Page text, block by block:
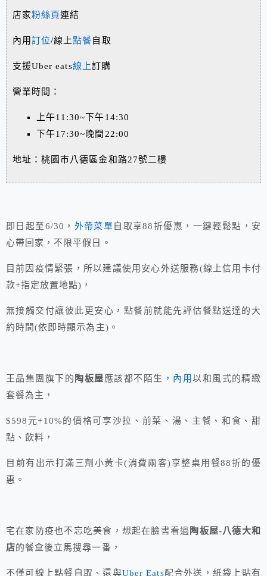
店家粉絲頁連結
內用訂位/線上點餐 自取
支援Uber eats線上訂購
營業時間：
上午11:30~下午14:30
下午17:30~晚間22:00
地址：桃園市八德區金和路27號二樓
即日起至6/30， 外帶菜單 自取享88折優惠，一鍵輕鬆點，安
心帶回家，不限平假日。
目前因疫情緊張，所以建議使用安心外送服務(線上信用卡付
款+指定放置地點)，
無接觸交付讓彼此更安心，點餐前就能先評估餐點送達的大
約時間(依即時顯示為主)。
王品集團旗下的 陶板屋應該都不陌生， 內用以和風式的精緻
套餐為主，
$598元+10%的價格可享沙拉、前菜、湯、主餐、和食、甜
點、飲料，
目前有出示打滿三劑小黃卡(消費兩客)享整桌用餐88折的優
惠。
宅在家防疫也不忘吃美食，想起在臉書看過 陶板屋-八德大和
店的餐盒後立馬搜尋一番，
不僅可線上點餐自取、還與Uber Eats配合外送，紙袋上貼有